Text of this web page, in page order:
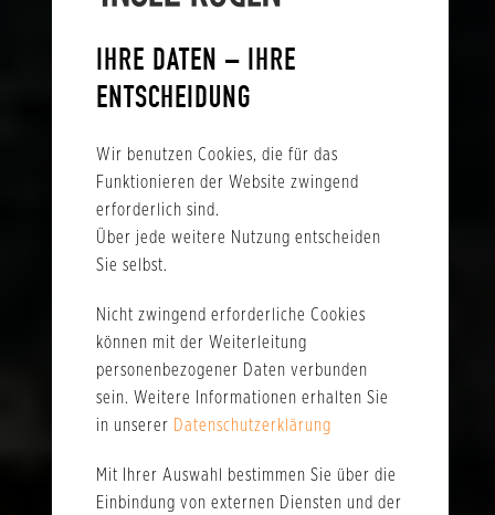
IHRE DATEN – IHRE
ENTSCHEIDUNG
Wir benutzen Cookies, die für das
Funktionieren der Website zwingend
erforderlich sind.
Über jede weitere Nutzung entscheiden
Sie selbst.
Nicht zwingend erforderliche Cookies
können mit der Weiterleitung
personenbezogener Daten verbunden
sein. Weitere Informationen erhalten Sie
in unserer Datenschutzerklärung
Mit Ihrer Auswahl bestimmen Sie über die
Einbindung von externen Diensten und der